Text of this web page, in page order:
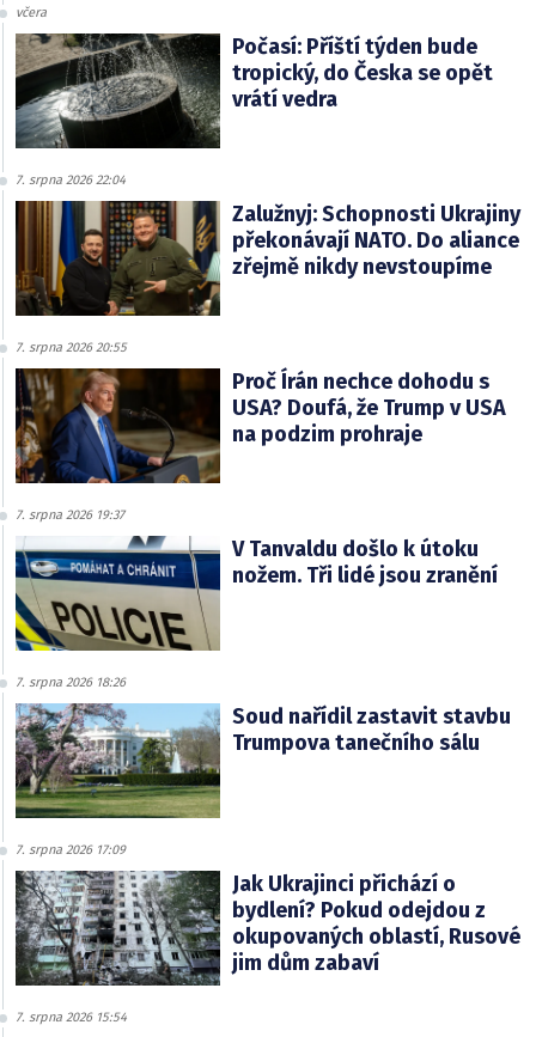
včera
Počasí: Příští týden bude
tropický, do Česka se opět
vrátí vedra
7. srpna 2026 22:04
Zalužnyj: Schopnosti Ukrajiny
překonávají NATO. Do aliance
zřejmě nikdy nevstoupíme
7. srpna 2026 20:55
Proč Írán nechce dohodu s
USA? Doufá, že Trump v USA
na podzim prohraje
7. srpna 2026 19:37
V Tanvaldu došlo k útoku
nožem. Tři lidé jsou zranění
7. srpna 2026 18:26
Soud nařídil zastavit stavbu
Trumpova tanečního sálu
7. srpna 2026 17:09
Jak Ukrajinci přichází o
bydlení? Pokud odejdou z
okupovaných oblastí, Rusové
jim dům zabaví
7. srpna 2026 15:54